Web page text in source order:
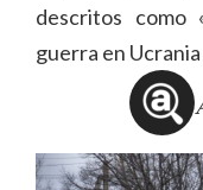
descritos como
guerra en